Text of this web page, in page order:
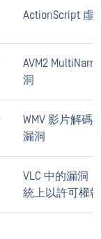
ActionScript 虛
AVM2
洞
WMV 影片解碼
漏洞
VLC 中的漏洞
統上以許可權